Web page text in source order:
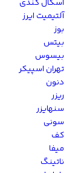
اسکال کندی
آلتیمیت ایرز
بوز
بیتس
بیسوس
تهران اسپیکر
دنون
ریزر
سنهایزر
سونی
کف
میفا
ناتینگ